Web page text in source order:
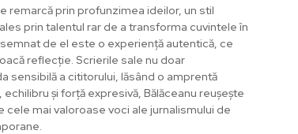
remarcă prin profunzimea ideilor, un stil
prin talentul rar de a transforma cuvintele în
de el este o experiență autentică, ce
reflecție. Scrierile sale nu doar
sensibilă a cititorului, lăsând o amprentă
și forță expresivă, Bălăceanu reușește
cele mai valoroase voci ale jurnalismului de